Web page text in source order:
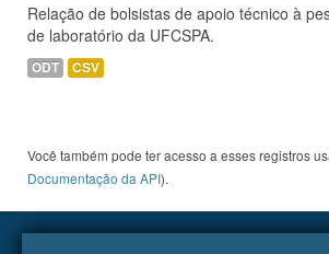
Relação de bolsistas de apoio técnico à
de laboratório da UFCSPA.
ODT CSV
Você também pode ter acesso a esses registros
Documentação da API).